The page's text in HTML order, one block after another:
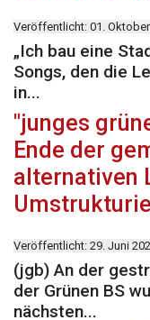
Veröffentlicht: 01. Oktober
„Ich bau eine
Songs, den die
in...
"junges
Ende der
alternativen
Veröffentlicht: 29. Juni
(jgb) An der
der Grünen BS
nächsten...